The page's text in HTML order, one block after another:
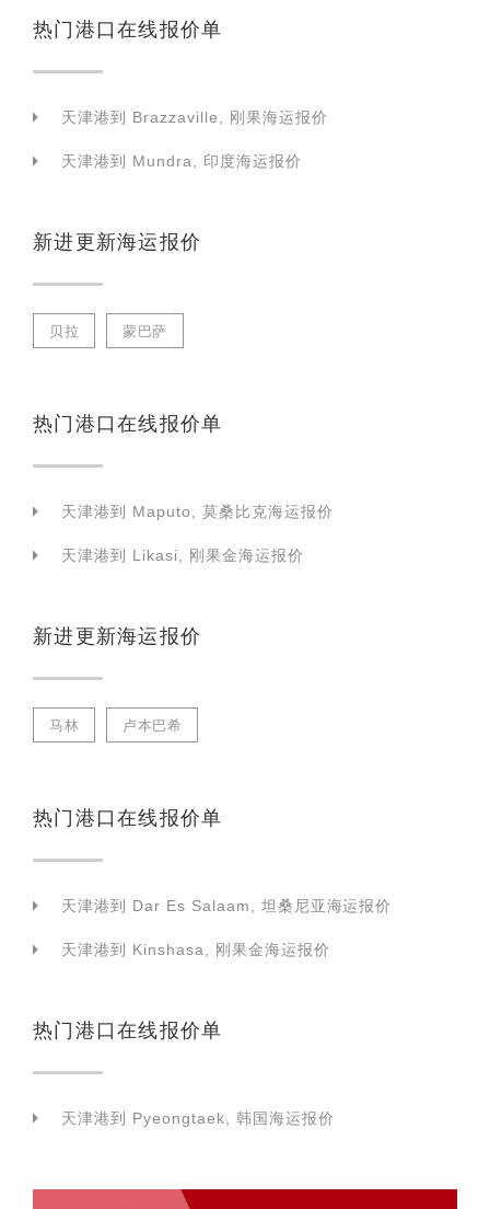
热门港口在线报价单
天津港到 Brazzaville, 刚果海运报价
天津港到 Mundra, 印度海运报价
新进更新海运报价
贝拉 蒙巴萨
热门港口在线报价单
天津港到 Maputo, 莫桑比克海运报价
天津港到 Likasi, 刚果金海运报价
新进更新海运报价
马林 卢本巴希
热门港口在线报价单
天津港到 Dar Es Salaam, 坦桑尼亚海运报价
天津港到 Kinshasa, 刚果金海运报价
热门港口在线报价单
天津港到 Pyeongtaek, 韩国海运报价